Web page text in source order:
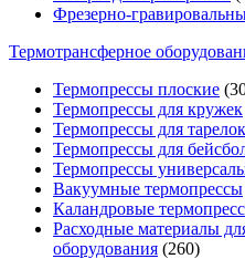
Фрезерно-
Термотрансферное
Термопрессы плоские
Термопрессы для кружек
Термопрессы для тарелок
Термопрессы для
Термопрессы
Вакуумные термопрессы
Каландровые
Расходные материалы
оборудования (260)